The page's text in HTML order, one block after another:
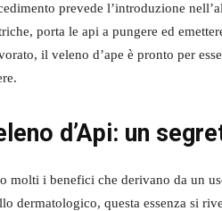
prevede l’introduzione
porta le api a pungere ed
il veleno d’ape è pronto per
d’Api: un
molti i benefici che derivano da un
dermatologico, questa essenza si